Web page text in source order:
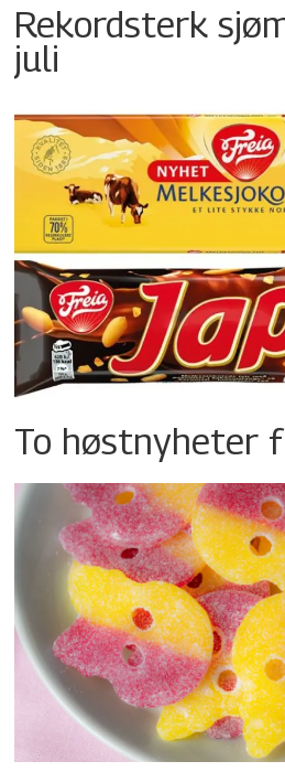
Rekordsterk
juli
To høstnyheter